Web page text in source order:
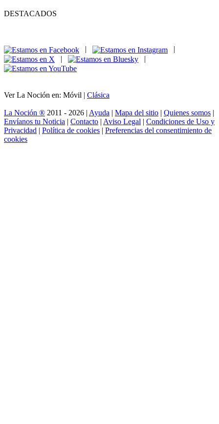
DESTACADOS
|
|
Ver La Noción en: Móvil | Clásica
La Noción ® 2011 - 2026 | Ayuda | Mapa del sitio | Quienes somos |
Envíanos tu Noticia | Contacto | Aviso Legal | Condiciones de Uso y
Privacidad | Política de cookies | Preferencias del consentimiento de
cookies